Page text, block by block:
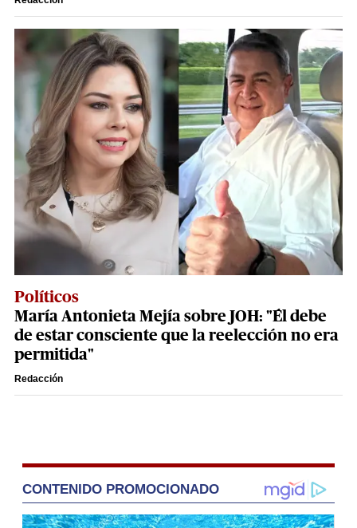
Políticos
María Antonieta Mejía sobre JOH: "Él debe
de estar consciente que la reelección no era
permitida"
Redacción
CONTENIDO PROMOCIONADO